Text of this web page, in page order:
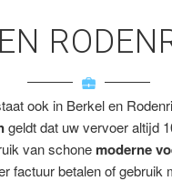
ook in Berkel en
geldt dat uw vervoer altijd
van schone moderne
factuur betalen of